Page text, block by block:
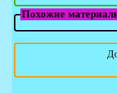
Похожие